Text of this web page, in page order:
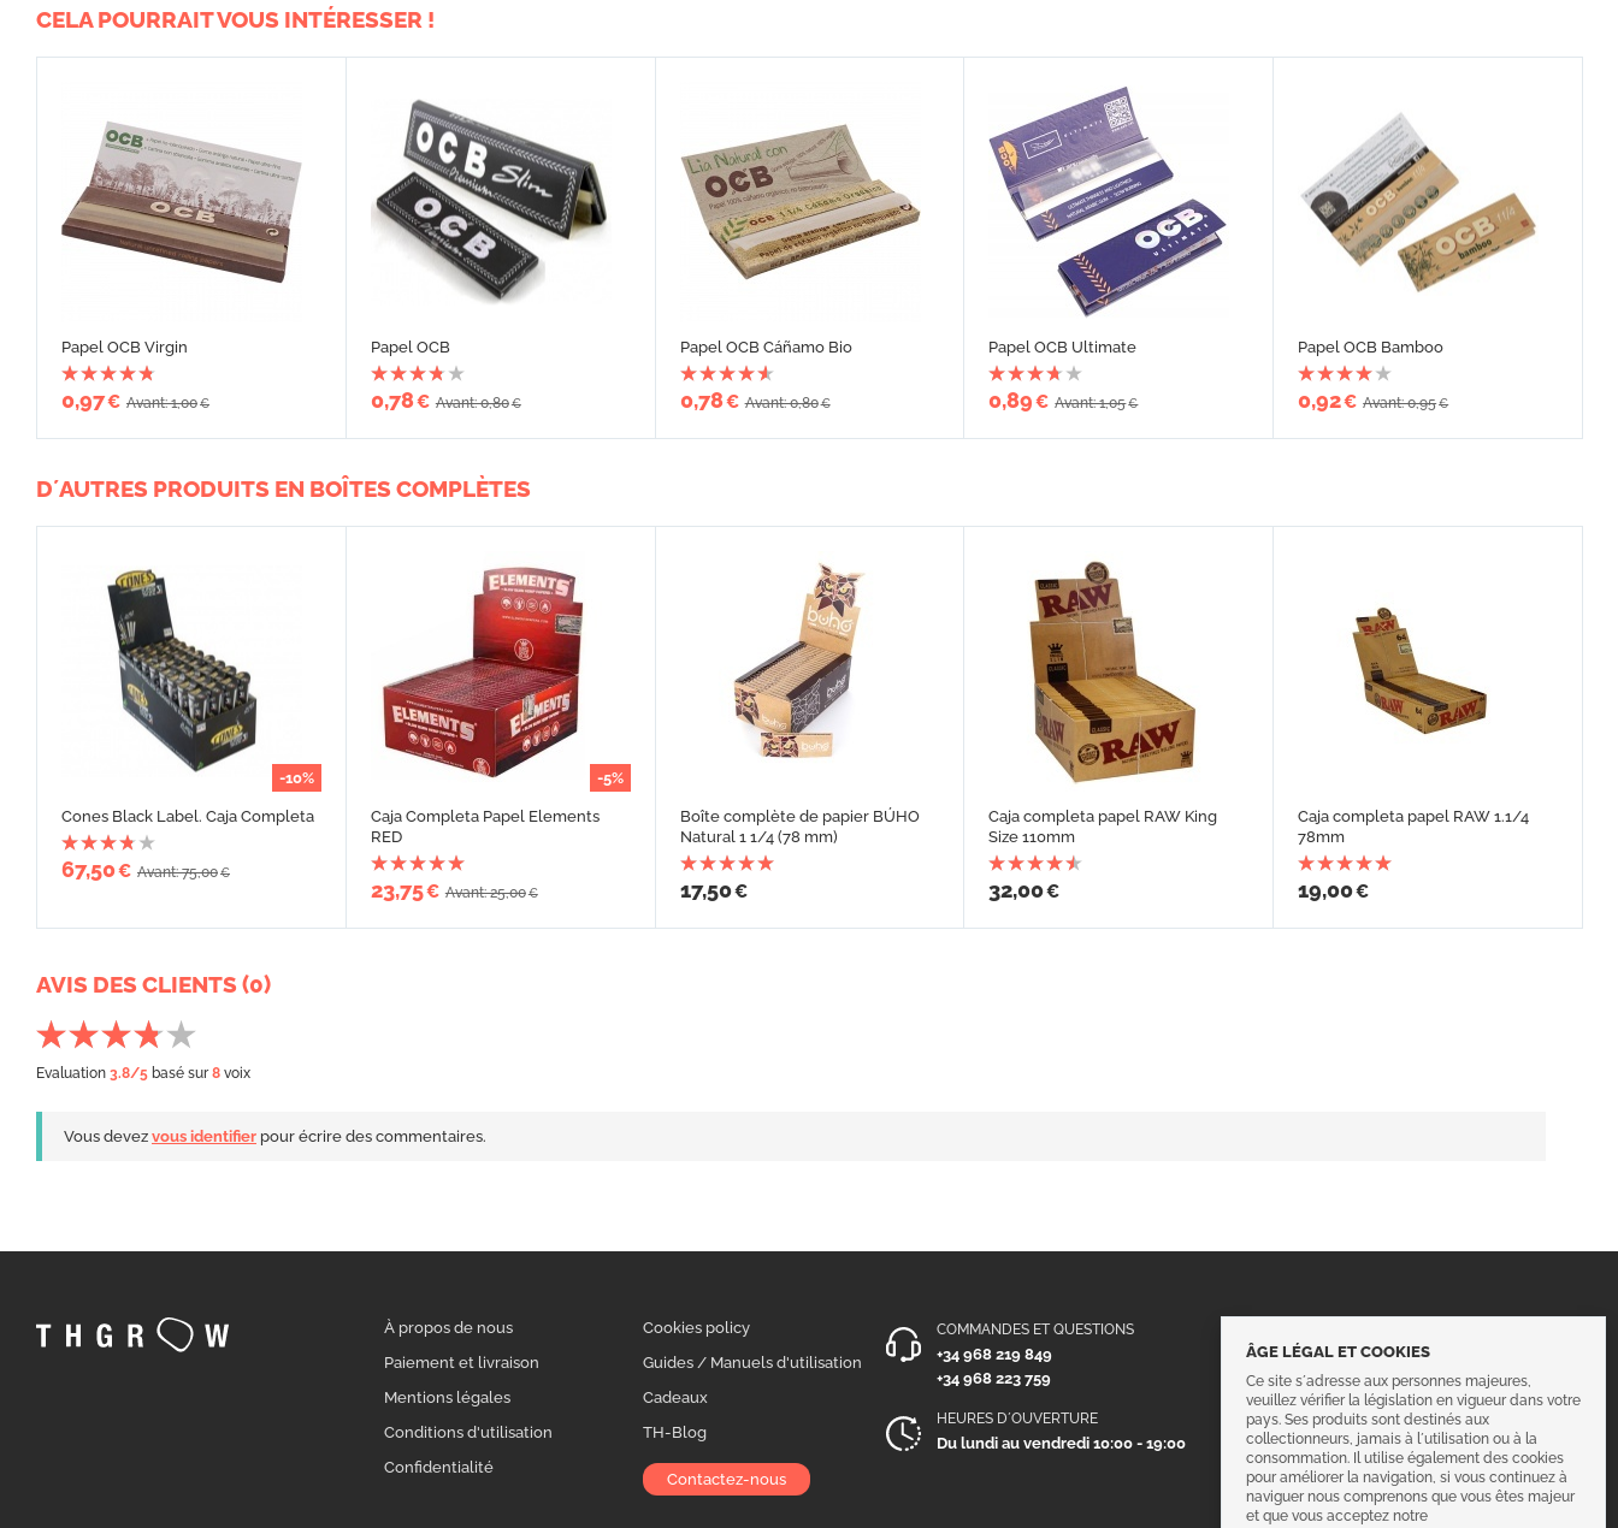
CELA POURRAIT VOUS INTÉRESSER !
Papel OCB Virgin
0,97€ Avant: 1,00€
Papel OCB
0,78€ Avant: 0,80€
Papel OCB Cáñamo Bio
0,78€ Avant: 0,80€
Papel OCB Ultimate
0,89€ Avant: 1,05€
Papel OCB Bamboo
0,92€ Avant: 0,95€
D´AUTRES PRODUITS EN BOÎTES COMPLÈTES
-10%
Cones Black Label. Caja Completa
67,50€ Avant: 75,00€
-5%
Caja Completa Papel Elements
RED
23,75€ Avant: 25,00€
Boîte complète de papier BÚHO
Natural 1 1/4 (78 mm)
17,50€
Caja completa papel RAW King
Size 110mm
32,00€
Caja completa papel RAW 1.1/4
78mm
19,00€
AVIS DES CLIENTS (0)
Evaluation 3.8/5 basé sur8 voix
Vous devez vous identifier pour écrire des commentaires.
À propos de nous
Paiement et livraison
Mentions légales
Conditions d'utilisation
Confidentialité
Cookies policy
Guides / Manuels d'utilisation
Cadeaux
TH-Blog
Contactez-nous
COMMANDES ET QUESTIONS
+34 968 219 849
+34 968 223 759
HEURES D´OUVERTURE
Du lundi au vendredi 10:00 - 19:00
ÂGE LÉGAL ET COOKIES
Ce site s´adresse aux personnes majeures,
veuillez vérifier la législation en vigueur dans votre
pays. Ses produits sont destinés aux
collectionneurs, jamais à l´utilisation ou à la
consommation. Il utilise également des cookies
pour améliorer la navigation, si vous continuez à
naviguer nous comprenons que vous êtes majeur
et que vous acceptez notre